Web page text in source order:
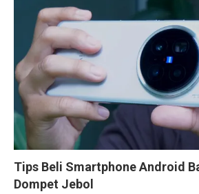
Tips Beli Smartphone Android
Dompet Jebol